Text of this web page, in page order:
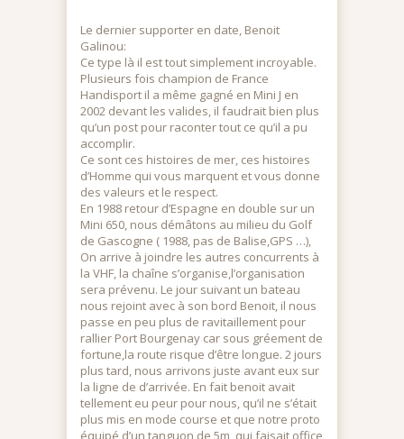
Le dernier supporter en date, Benoit
Galinou:
Ce type là il est tout simplement incroyable.
Plusieurs fois champion de France
Handisport il a même gagné en Mini J en
2002 devant les valides, il faudrait bien plus
qu’un post pour raconter tout ce qu’il a pu
accomplir.
Ce sont ces histoires de mer, ces histoires
d’Homme qui vous marquent et vous donne
des valeurs et le respect.
En 1988 retour d’Espagne en double sur un
Mini 650, nous démâtons au milieu du Golf
de Gascogne ( 1988, pas de Balise,GPS …),
On arrive à joindre les autres concurrents à
la VHF, la chaîne s’organise,l’organisation
sera prévenu. Le jour suivant un bateau
nous rejoint avec à son bord Benoit, il nous
passe en peu plus de ravitaillement pour
rallier Port Bourgenay car sous gréement de
fortune,la route risque d’être longue. 2 jours
plus tard, nous arrivons juste avant eux sur
la ligne de d’arrivée. En fait benoit avait
tellement eu peur pour nous, qu’il ne s’était
plus mis en mode course et que notre proto
équipé d’un tanguon de 5m, qui faisait office